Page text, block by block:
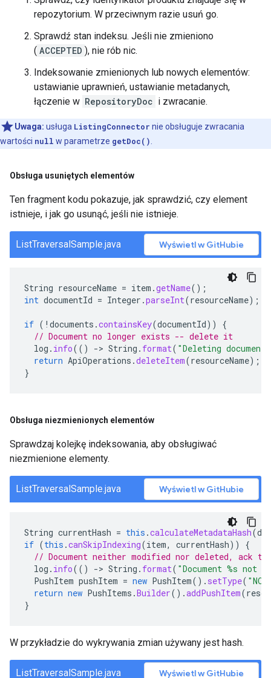
repozytorium. W przeciwnym razie usuń go.
Sprawdź stan indeksu. Jeśli nie zmieniono
( ACCEPTED ), nie rób nic.
Indeksowanie zmienionych lub nowych elementów:
ustawianie uprawnień, ustawianie metadanych,
łączenie w RepositoryDoc i zwracanie.
Uwaga: usługa ListingConnector nie obsługuje zwracania
wartości null w parametrze getDoc()
Obsługa usuniętych elementów
Ten fragment kodu pokazuje, jak sprawdzić, czy element
istnieje, i jak go usunąć, jeśli nie istnieje.
ListTraversalSample.java Wyświetl w GitHubie
String resourceName = item .getName();
int documentId = Integer .parseInt(resourceName);
if ( ! documents .containsKey(documentId))
{
// Document no longer exists -- delete it
log . info(() -> String . format( "Deleting document
return ApiOperations .deleteItem(resourceName);
}
Obsługa niezmienionych elementów
Sprawdzaj kolejkę indeksowania, aby obsługiwać
niezmienione elementy.
ListTraversalSample.java Wyświetl w GitHubie
String currentHash = this .calculateMetadataHash(
if (this .canSkipIndexing(item, currentHash))
{
// Document neither modified nor deleted, ack
log . info(() -> String . format( "Document %s not
PushItem pushItem = new PushItem(). setType(
return new PushItems .Builder().addPushItem(
}
W przykładzie do wykrywania zmian używany jest hash.
ListTraversalSample.java Wyświetl w GitHubie